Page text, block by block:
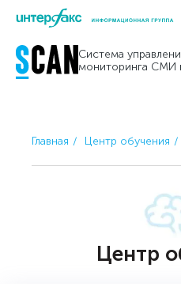
Skip
content
Система
мониторинга СМИ
Главная Центр обучения
Центр